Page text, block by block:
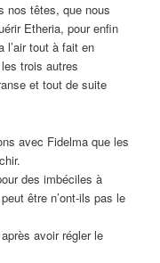
nos têtes, que nous
Etheria, pour enfin
l’air tout à fait en
trois autres
et tout de suite
avec Fidelma que les
des imbéciles à
être n’ont-ils pas le
avoir régler le